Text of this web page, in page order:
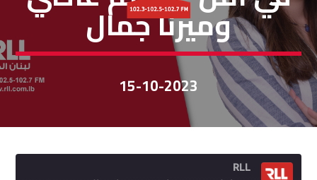
وميرنا جمال
15-10-2023
RLL